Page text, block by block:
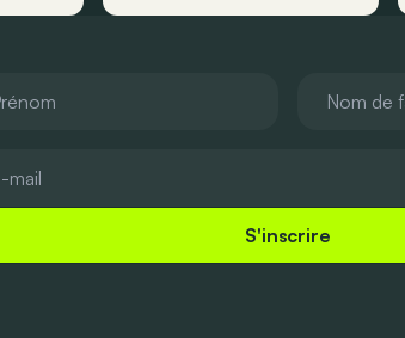
S'inscrire